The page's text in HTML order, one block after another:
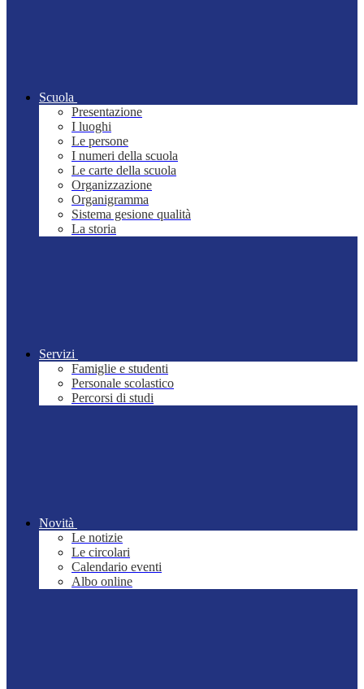
Scuola
Presentazione
I luoghi
Le persone
I numeri della scuola
Le carte della scuola
Organizzazione
Organigramma
Sistema gesione qualità
La storia
Servizi
Famiglie e studenti
Personale scolastico
Percorsi di studi
Novità
Le notizie
Le circolari
Calendario eventi
Albo online